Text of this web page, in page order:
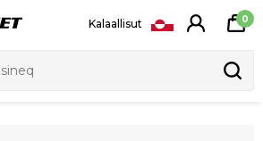
Kalaallisut 0